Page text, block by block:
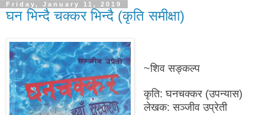
Friday, January 11, 2019
घन भिन्दै चक्कर भिन्दै (कृति समीक्षा)
~शिव सङ्कल्प
कृति: घनचक्कर (उपन्यास)
लेखक: सञ्जीव उप्रेती